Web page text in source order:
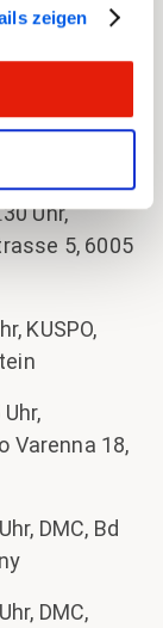
zeigen
Uhr DMC,
Uhr,
Uhr,
5, 6005
KUSPO,
Varenna 18,
DMC, Bd
DMC,